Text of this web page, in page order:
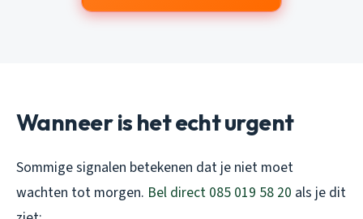
Wanneer is het echt urgent
Sommige signalen betekenen dat je niet moet
wachten tot morgen. Bel direct 085 019 58 20 als je dit